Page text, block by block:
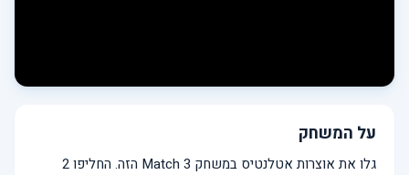
על המשחק
גלו את אוצרות אטלנטיס במשחק Match 3 הזה. החליפו 2